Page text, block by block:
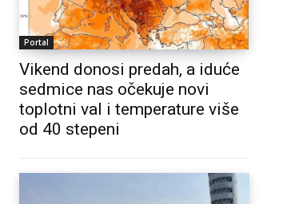
Portal
Vikend donosi predah, a iduće
sedmice nas očekuje novi
toplotni val i temperature više
od 40 stepeni